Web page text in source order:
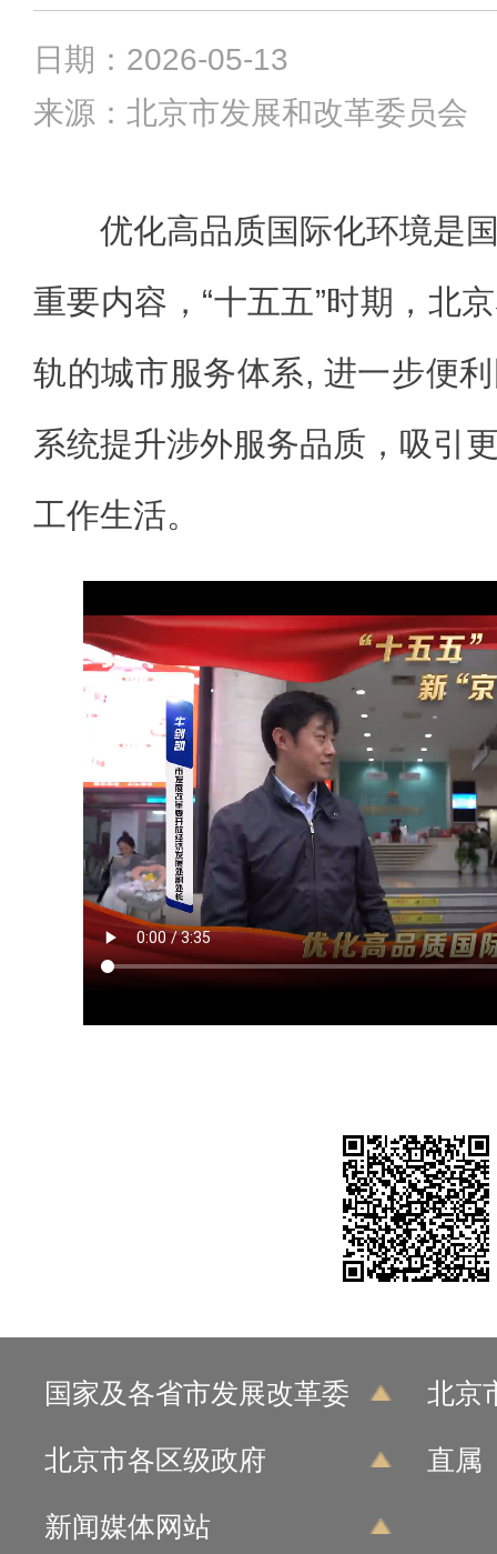
日期：2026-05-13
来源：北京市发展和改革委员会
优化高品质国际化环境是
重要内容，“十五五”时期，北
轨的城市服务体系, 进一步便
系统提升涉外服务品质，吸引
工作生活。
国家及各省市发展改革委 北京
北京市各区级政府 直属
新闻媒体网站